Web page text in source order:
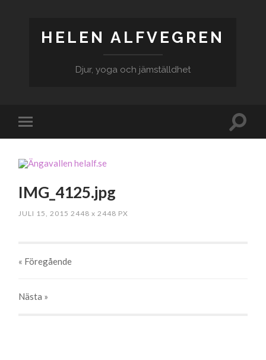
HELEN ALFVEGREN
Djur, yoga och jämställdhet
IMG_4125.jpg
JULI 15, 2015 2448x 2448 PX
« Föregående
Nästa »